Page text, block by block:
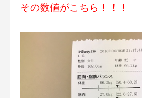
その数値がこちら！！！